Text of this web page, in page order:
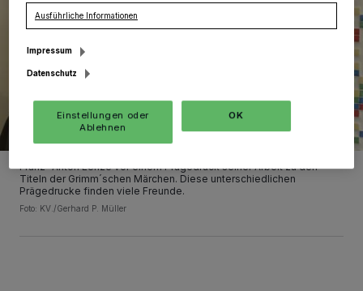
Franz-Anton Lenze vor einem Prägedruck seiner Arbeit zu den
Titeln der Grimm´schen Märchen. Diese unterschiedlichen
Prägedrucke finden viele Freunde.
Foto: KV./Gerhard P. Müller
Ausführliche Informationen
Impressum
Datenschutz
Einstellungen oder
Ablehnen
OK